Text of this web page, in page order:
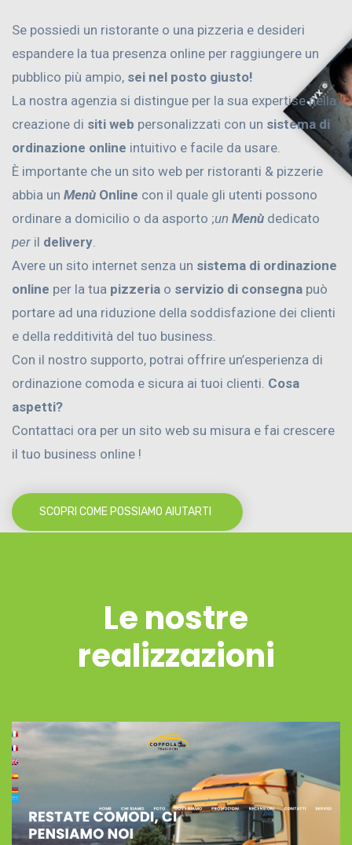
Se possiedi un ristorante o una pizzeria e desideri
espandere la tua presenza online per raggiungere un
pubblico più ampio, sei nel posto giusto!
La nostra agenzia si distingue per la sua expertise nella
creazione di siti web personalizzati con un sistema di
ordinazione online intuitivo e facile da usare.
È importante che un sito web per ristoranti & pizzerie
abbia un Menù Online con il quale gli utenti possono
ordinare a domicilio o da asporto ;un Menù dedicato
per il delivery
Avere un sito internet senza un sistema di ordinazione
online per la tua pizzeria o servizio di consegna può
portare ad una riduzione della soddisfazione dei clienti
e della redditività del tuo business.
Con il nostro supporto, potrai offrire un’esperienza di
ordinazione comoda e sicura ai tuoi clienti. Cosa
aspetti?
Contattaci ora per un sito web su misura e fai crescere
il tuo business online !
SCOPRI COME POSSIAMO AIUTARTI
Le nostre
realizzazioni